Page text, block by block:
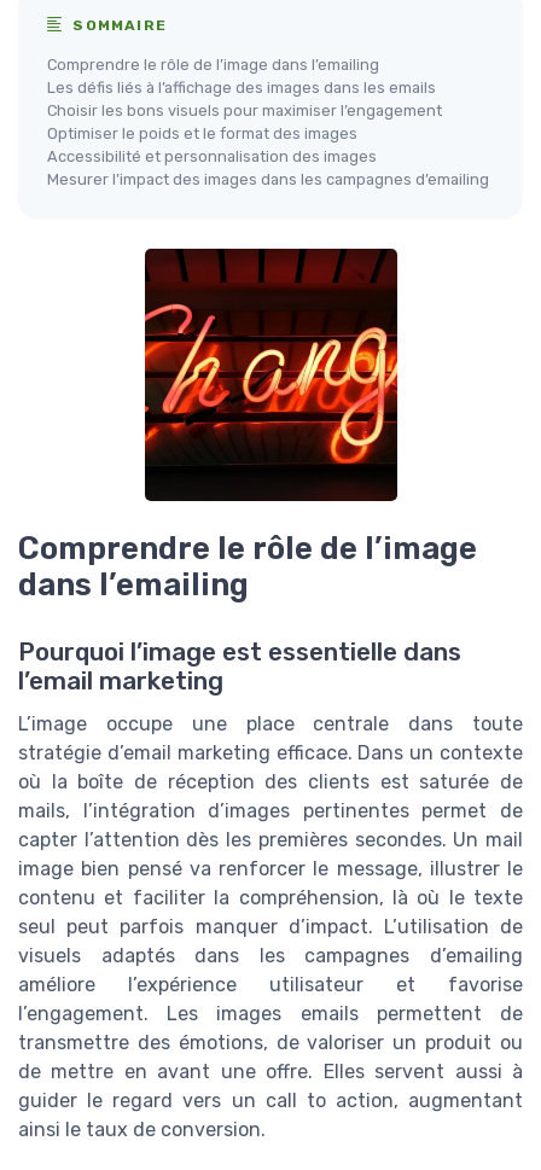
SOMMAIRE
Comprendre le rôle de l’image dans l’emailing
Les défis liés à l’affichage des images dans les emails
Choisir les bons visuels pour maximiser l’engagement
Optimiser le poids et le format des images
Accessibilité et personnalisation des images
Mesurer l’impact des images dans les campagnes d’emailing
Comprendre le rôle de l’image
dans l’emailing
Pourquoi l’image est essentielle dans
l’email marketing
L’image occupe une place centrale dans toute
stratégie d’email marketing efficace. Dans un contexte
où la boîte de réception des clients est saturée de
mails, l’intégration d’images pertinentes permet de
capter l’attention dès les premières secondes. Un mail
image bien pensé va renforcer le message, illustrer le
contenu et faciliter la compréhension, là où le texte
seul peut parfois manquer d’impact. L’utilisation de
visuels adaptés dans les campagnes d’emailing
améliore l’expérience utilisateur et favorise
l’engagement. Les images emails permettent de
transmettre des émotions, de valoriser un produit ou
de mettre en avant une offre. Elles servent aussi à
guider le regard vers un call to action, augmentant
ainsi le taux de conversion.